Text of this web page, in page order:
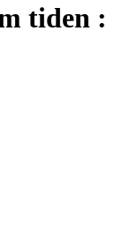
tiden :